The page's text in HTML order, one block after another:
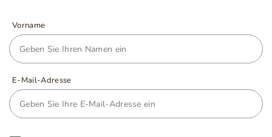
Vorname
E-Mail-Adresse